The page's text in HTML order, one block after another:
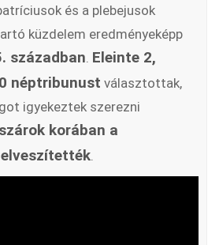
és a plebejusok
küzdelem eredményeképp
században. Eleinte 2,
néptribunust választottak,
igyekeztek szerezni
korában a
.